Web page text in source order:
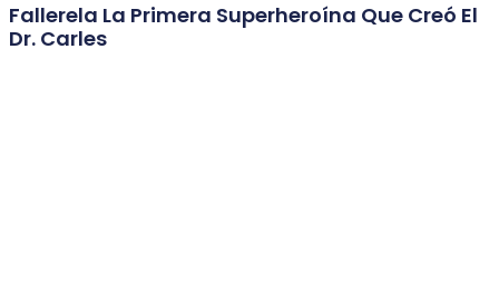
Fallerela La Primera Superheroína Que Creó El
Dr. Carles